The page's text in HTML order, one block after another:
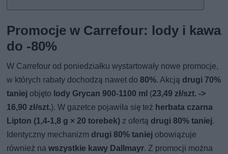
Promocje w Carrefour: lody i kawa
do -80%
W Carrefour od poniedziałku wystartowały nowe promocje,
w których rabaty dochodzą nawet do80%. Akcją drugi 70%
taniej objęto lody Grycan 900-1100 ml (23,49 zł/szt. ->
16,90 zł/szt.). W gazetce pojawiła się też herbata czarna
Lipton (1,4-1,8 g × 20 torebek) z ofertą drugi 80% taniej.
Identyczny mechanizm drugi 80% taniej obowiązuje
również nawszystkie kawy Dallmayr. Z promocji można